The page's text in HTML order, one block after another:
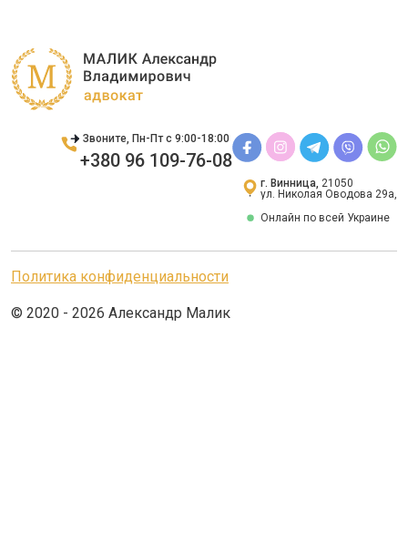
Звоните, Пн-Пт с 9:00-18:00
+380 96 109-76-08
г. Винница, 21050
ул. Николая Оводова 29а,
Онлайн по всей Украине
Политика конфиденциальности
© 2020 - 2026 Александр Малик